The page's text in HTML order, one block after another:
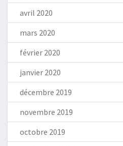
avril 2020
mars 2020
février 2020
janvier 2020
décembre 2019
novembre 2019
octobre 2019